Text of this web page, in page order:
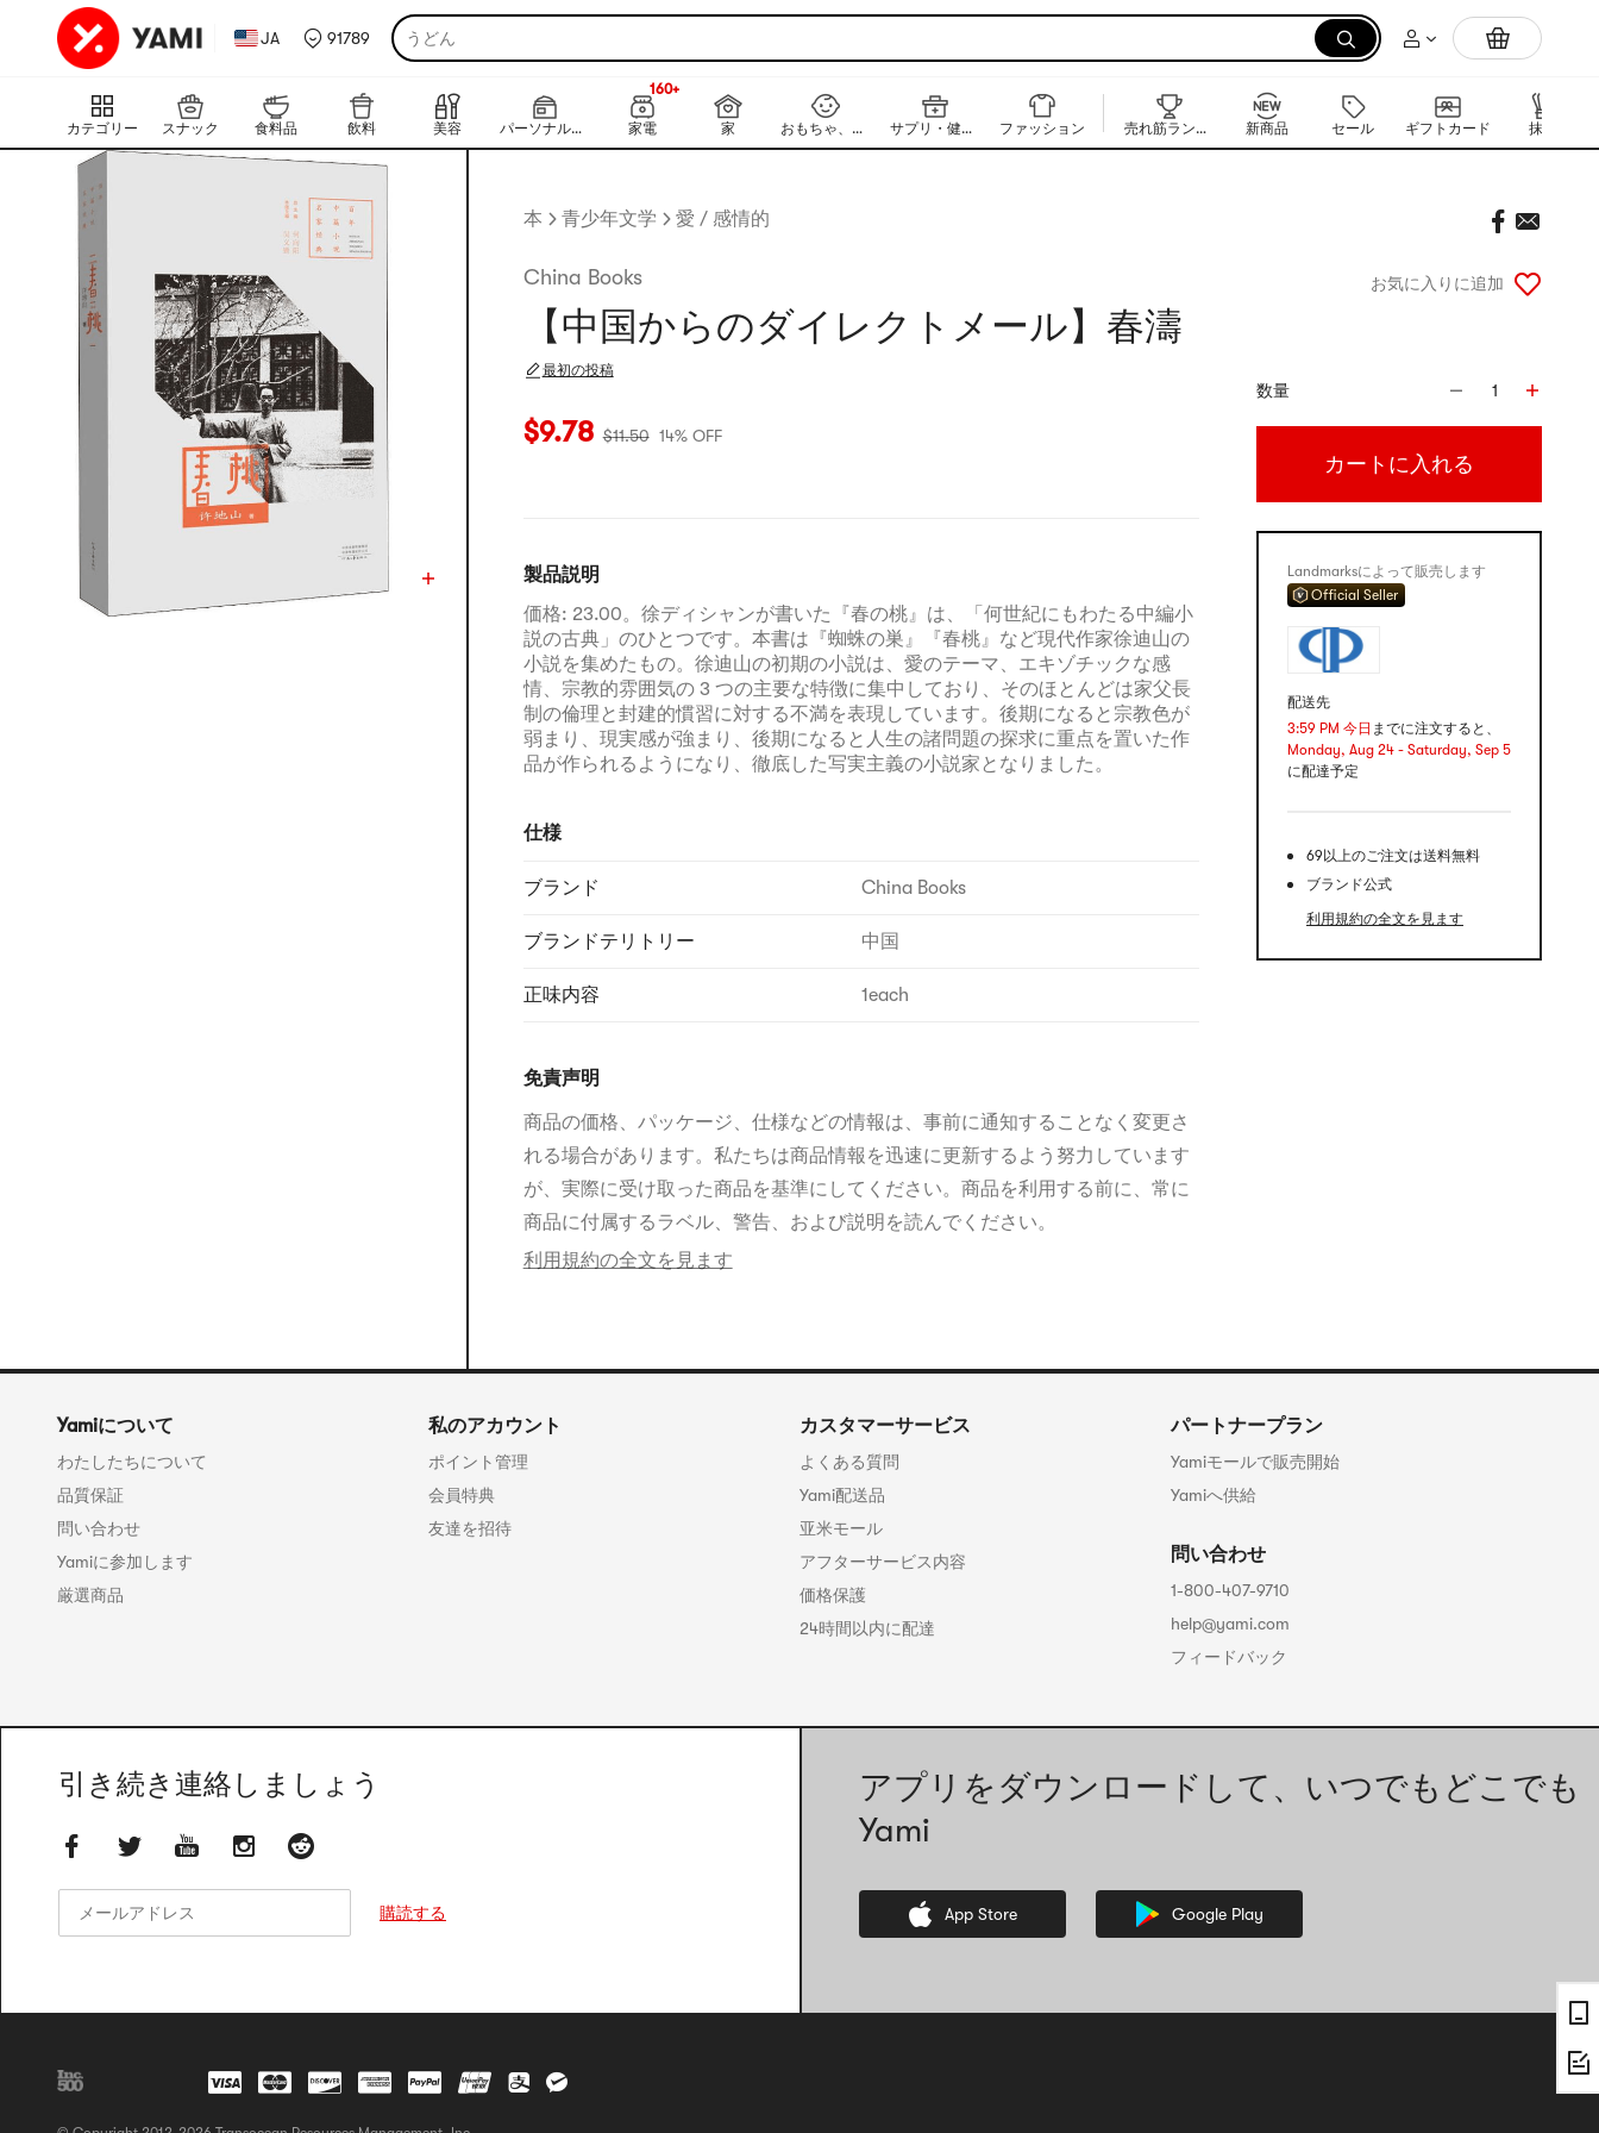
JA 91789 うどん 電気炊飯器
カテゴリー スナック 食料品 飲料 美容 パーソナルケア 家電
160+
NEW
160+
家 おもちゃ、キッズ、ベビー サプリ・健康食品 ファッション 売れ筋ランキング 新商品 セール ギフトカード 抹茶
本 青少年文学 愛 / 感情的
China Books
【中国からのダイレクトメール】春濤
最初の投稿
現在の価格：$9.78
$9.78 $11.50 14% OFF
製品説明
価格: 23.00。徐ディシャンが書いた『春の桃』は、「何世紀にもわたる中編小
説の古典」のひとつです。本書は『蜘蛛の巣』『春桃』など現代作家徐迪山の
小説を集めたもの。徐迪山の初期の小説は、愛のテーマ、エキゾチックな感
情、宗教的雰囲気の 3 つの主要な特徴に集中しており、そのほとんどは家父長
制の倫理と封建的慣習に対する不満を表現しています。後期になると宗教色が
弱まり、現実感が強まり、後期になると人生の諸問題の探求に重点を置いた作
品が作られるようになり、徹底した写実主義の小説家となりました。
仕様
ブランド China Books
ブランドテリトリー 中国
正味内容 1each
免責声明
商品の価格、パッケージ、仕様などの情報は、事前に通知することなく変更さ
れる場合があります。私たちは商品情報を迅速に更新するよう努力しています
が、実際に受け取った商品を基準にしてください。商品を利用する前に、常に
商品に付属するラベル、警告、および説明を読んでください。
利用規約の全文を見ます
お気に入りに追加
数量 1
カートに入れる
Landmarksによって販売します
Official Seller
配送先
3:59 PM 今日 までに注文すると、
Monday, Aug 24 - Saturday, Sep 5
に配達予定
69以上のご注文は送料無料
ブランド公式
利用規約の全文を見ます
Yamiについて
わたしたちについて
品質保証
問い合わせ
Yamiに参加します
厳選商品
私のアカウント
ポイント管理
会員特典
友達を招待
カスタマーサービス
よくある質問
Yami配送品
亚米モール
アフターサービス内容
価格保護
24時間以内に配達
パートナープラン
Yamiモールで販売開始
Yamiへ供給
問い合わせ
1-800-407-9710
help@yami.com
フィードバック
引き続き連絡しましょう
購読する
アプリをダウンロードして、いつでもどこでも
Yami
App Store Google Play